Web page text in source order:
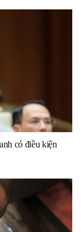
có điều kiện